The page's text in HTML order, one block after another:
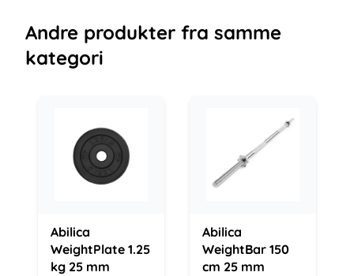
Andre produkter fra samme
kategori
Abilica
WeightPlate 1.25
kg 25 mm
Abilica
WeightBar 150
cm 25 mm